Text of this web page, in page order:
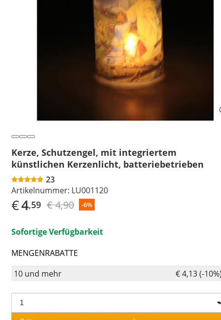
Kerze, Schutzengel, mit integriertem
künstlichen Kerzenlicht, batteriebetrieben
23
Artikelnummer: LU001120
€4,59 € 4,90 -6%
Sofortige Verfügbarkeit
MENGENRABATTE
10 und mehr
€ 4,13 (-